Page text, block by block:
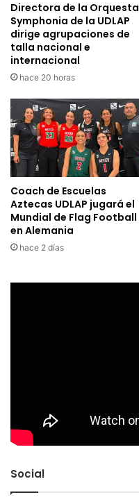
Directora de la Orquesta
Symphonia de la UDLAP
dirige agrupaciones de
talla nacional e
internacional
hace 20 horas
Coach de Escuelas
Aztecas UDLAP jugará el
Mundial de Flag Football
en Alemania
hace 2 días
Social